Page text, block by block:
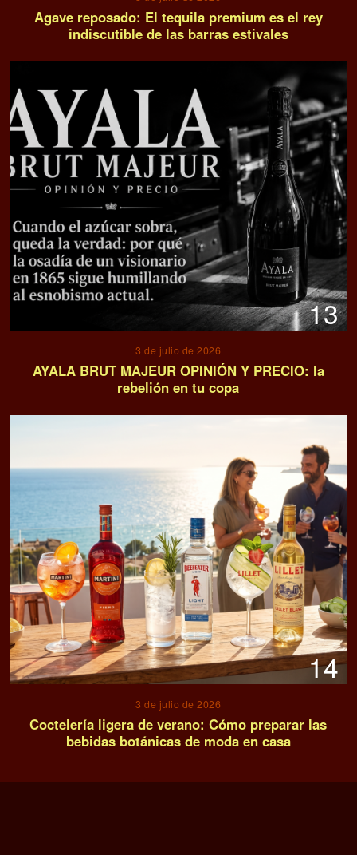
Agave reposado: El tequila premium es el rey
indiscutible de las barras estivales
13
3 de julio de 2026
AYALA BRUT MAJEUR OPINIÓN Y PRECIO: la
rebelión en tu copa
14
3 de julio de 2026
Coctelería ligera de verano: Cómo preparar las
bebidas botánicas de moda en casa